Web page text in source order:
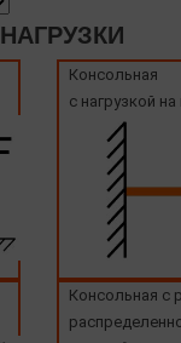
Консольная
с нагрузкой
Консольная с